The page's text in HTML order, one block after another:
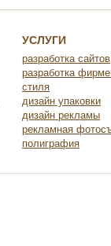
УСЛУГИ
разработка сайтов
разработка
стиля
дизайн упаковки
дизайн рекламы
рекламная
полиграфия